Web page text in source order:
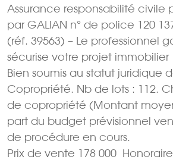
Assurance responsabilité civile
par GALIAN n° de police 120
(réf. 39563) – Le professionnel
sécurise votre projet immobilier
Bien soumis au statut juridique
Copropriété. Nb de lots : 112.
de copropriété (Montant
part du budget prévisionnel
de procédure en cours.
Prix de vente 178 000 